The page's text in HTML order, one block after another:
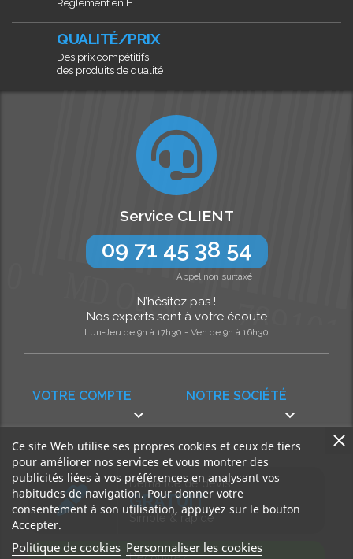
Règlement en HT
QUALITÉ/PRIX
Des prix compétitifs,
des produits de qualité
NOTRE SOCIÉTÉ

VOTRE COMPTE

Service CLIENT
09 71 45 38 54
Appel non surtaxé
N’hésitez pas !
Nos experts sont à votre écoute
Lun-Jeu de 9h à 17h30 - Ven de 9h à 16h30
Demande de devis
GRATUIT
Simple & rapide
Ce site Web utilise ses propres cookies et ceux de tiers
pour améliorer nos services et vous montrer des
publicités liées à vos préférences en analysant vos
habitudes de navigation. Pour donner votre
consentement à son utilisation, appuyez sur le bouton
Accepter.
Politique de cookies Personnaliser les cookies